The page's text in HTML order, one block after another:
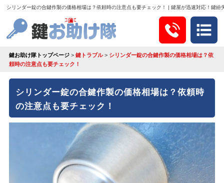
シリンダー錠の合鍵作製の価格相場は？依頼時の注意点も要チェック！ | 鍵屋が迅速対応！鍵
鍵お助け隊トップページ> 鍵トラブル> シリンダー錠の合鍵作製の価格相場は？依
頼時の注意点も要チェック！
シリンダー錠の合鍵作製の価格相場は？依頼時
の注意点も要チェック！